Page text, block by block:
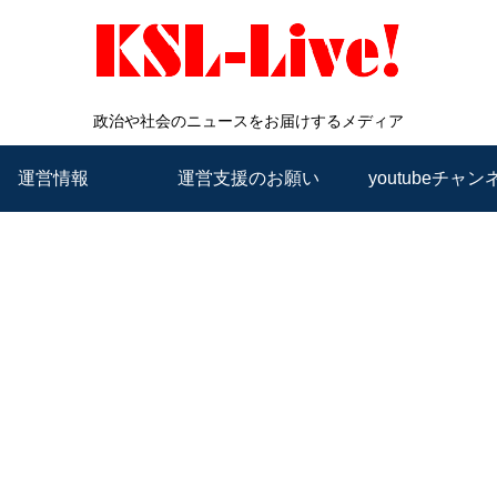
政治や社会のニュースをお届けするメディア
運営情報 運営支援のお願い youtubeチャン